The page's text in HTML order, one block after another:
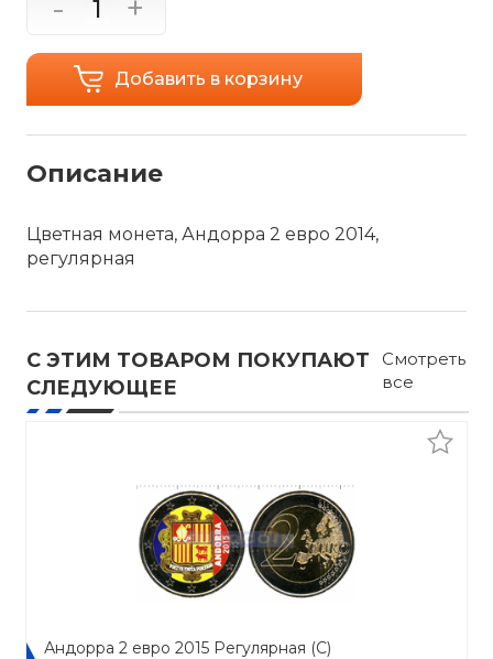
- +
Добавить в корзину
Описание
Цветная монета, Андорра 2 евро 2014,
регулярная
С ЭТИМ ТОВАРОМ ПОКУПАЮТ
СЛЕДУЮЩЕЕ
Смотреть
все
Андорра 2 евро 2015 Регулярная (C)